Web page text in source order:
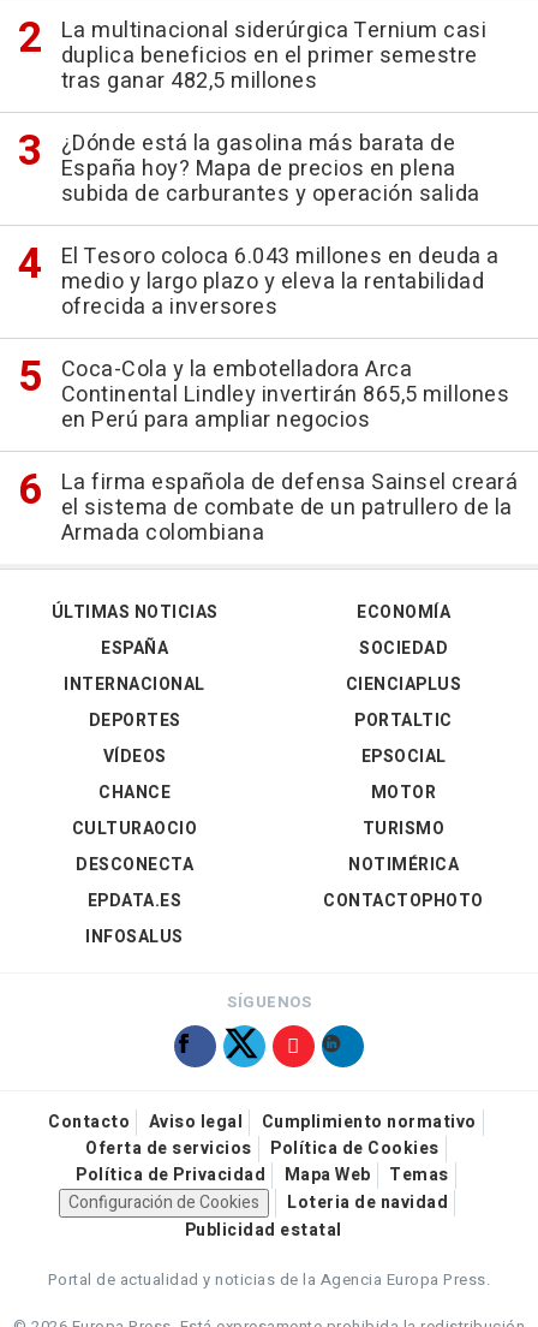
La multinacional siderúrgica Ternium casi
duplica beneficios en el primer semestre
tras ganar 482,5 millones
¿Dónde está la gasolina más barata de
España hoy? Mapa de precios en plena
subida de carburantes y operación salida
El Tesoro coloca 6.043 millones en deuda a
medio y largo plazo y eleva la rentabilidad
ofrecida a inversores
Coca-Cola y la embotelladora Arca
Continental Lindley invertirán 865,5 millones
en Perú para ampliar negocios
La firma española de defensa Sainsel creará
el sistema de combate de un patrullero de la
Armada colombiana
ÚLTIMAS NOTICIAS
ESPAÑA
INTERNACIONAL
DEPORTES
VÍDEOS
ECONOMÍA
SOCIEDAD
CIENCIAPLUS
PORTALTIC
EPSOCIAL
CHANCE
CULTURAOCIO
DESCONECTA
EPDATA.ES
INFOSALUS
MOTOR
TURISMO
NOTIMÉRICA
CONTACTOPHOTO
SÍGUENOS
Contacto Aviso legal
Cumplimiento normativo
Oferta de servicios
Política de Cookies
Política de Privacidad
Mapa Web
Temas
Configuración de Cookies
Loteria de navidad
Publicidad estatal
Portal de actualidad y noticias de la Agencia Europa Press.